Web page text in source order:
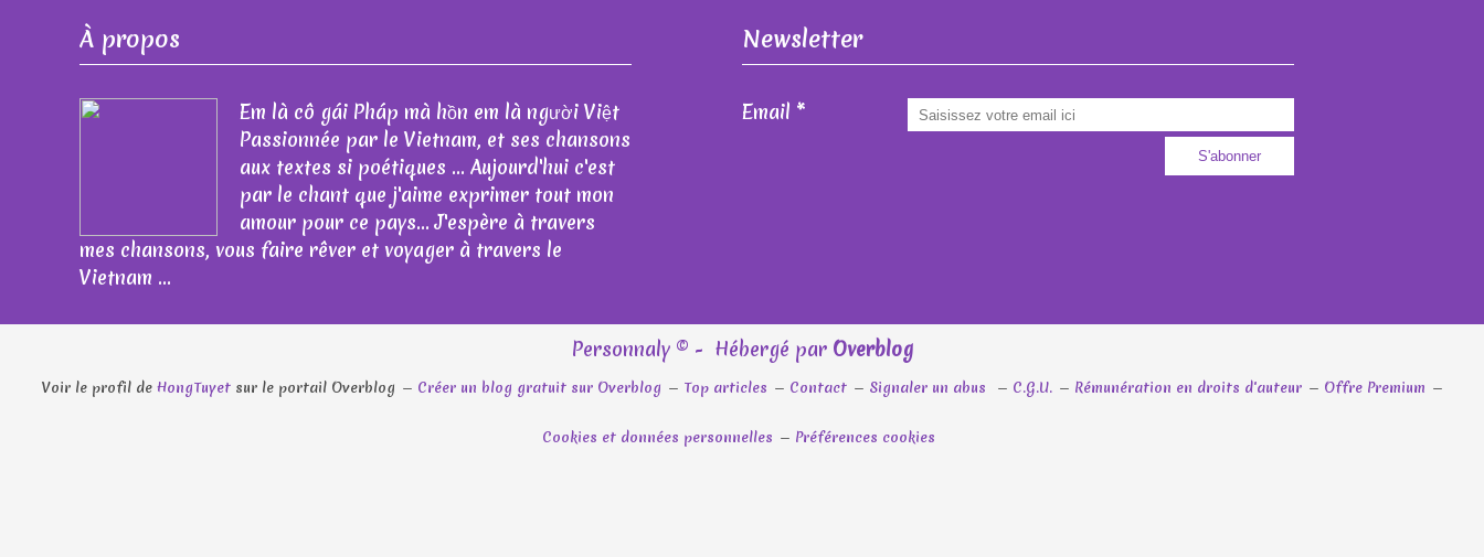
À propos
Em là cô gái Pháp mà hồn em là người Việt
Passionnée par le Vietnam, et ses chansons
aux textes si poétiques ... Aujourd'hui c'est
par le chant que j'aime exprimer tout mon
amour pour ce pays... J'espère à travers
mes chansons, vous faire rêver et voyager à travers le
Vietnam ...
Newsletter
Email
Personnaly © - Hébergé par Overblog
Voir le profil de HongTuyetsur le portail Overblog Créer un blog gratuit sur Overblog Top articles Contact Signaler un abus C.G.U. Rémunération en droits d'auteur Offre Premium
Cookies et données personnelles Préférences cookies